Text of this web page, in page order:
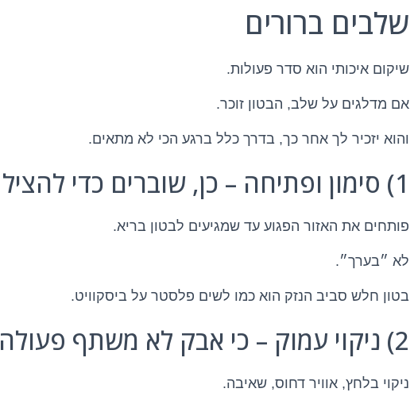
שלבים ברורים
שיקום איכותי הוא סדר פעולות.
אם מדלגים על שלב, הבטון זוכר.
והוא יזכיר לך אחר כך, בדרך כלל ברגע הכי לא מתאים.
1) סימון ופתיחה – כן, שוברים כדי להציל
פותחים את האזור הפגוע עד שמגיעים לבטון בריא.
לא ״בערך״.
בטון חלש סביב הנזק הוא כמו לשים פלסטר על ביסקוויט.
2) ניקוי עמוק – כי אבק לא משתף פעולה
ניקוי בלחץ, אוויר דחוס, שאיבה.